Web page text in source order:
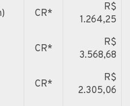
CR*
R$
1.264,25
CR*
R$
3.568,68
CR*
R$
2.305,06